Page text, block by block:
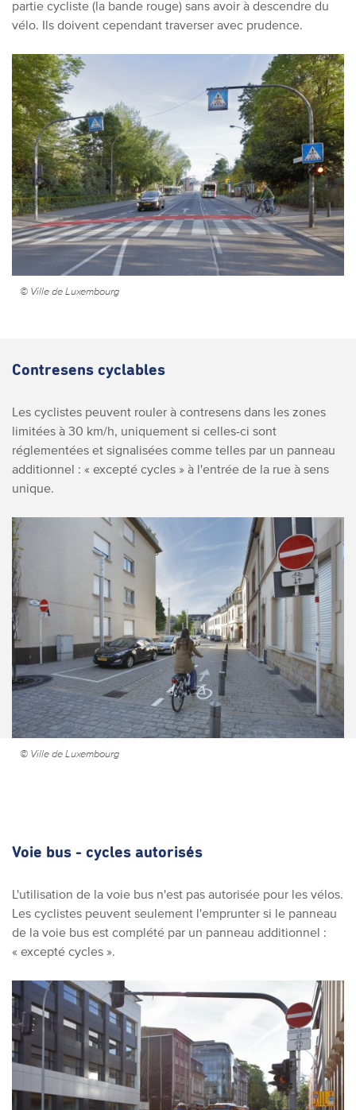
partie cycliste (la bande rouge) sans avoir à descendre du
vélo. Ils doivent cependant traverser avec prudence.
© Ville de Luxembourg
Contresens cyclables
Les cyclistes peuvent rouler à contresens dans les zones
limitées à 30 km/h, uniquement si celles-ci sont
réglementées et signalisées comme telles par un panneau
additionnel : « excepté cycles » à l'entrée de la rue à sens
unique.
© Ville de Luxembourg
Voie bus - cycles autorisés
L'utilisation de la voie bus n'est pas autorisée pour les vélos.
Les cyclistes peuvent seulement l'emprunter si le panneau
de la voie bus est complété par un panneau additionnel :
« excepté cycles ».